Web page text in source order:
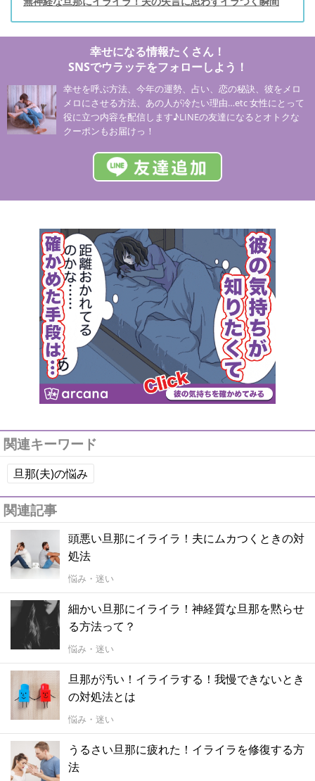
幸せになる情報たくさん！
SNSでウラッテをフォローしよう！
幸せを呼ぶ方法、今年の運勢、占い、恋の秘訣、彼をメロ
メロにさせる方法、あの人が冷たい理由…etc 女性にとって
役に立つ内容を配信します♪LINEの友達になるとオトクな
クーポンもお届けっ！
関連キーワード
旦那(夫)の悩み
関連記事
頭悪い旦那にイライラ！夫にムカつくときの対
処法
悩み・迷い
細かい旦那にイライラ！神経質な旦那を黙らせ
る方法って？
悩み・迷い
旦那が汚い！イライラする！我慢できないとき
の対処法とは
悩み・迷い
うるさい旦那に疲れた！イライラを修復する方
法